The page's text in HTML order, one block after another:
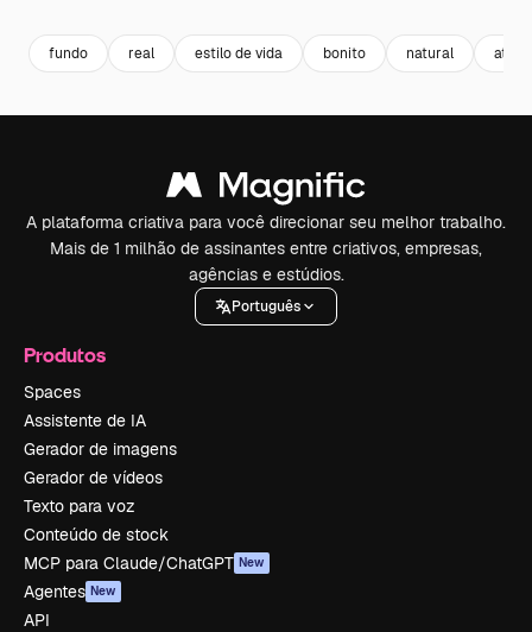
fundo real estilo de vida bonito natural
A plataforma criativa para você direcionar seu melhor trabalho.
Mais de 1 milhão de assinantes entre criativos, empresas,
agências e estúdios.
Português
Produtos
Spaces
Assistente de IA
Gerador de imagens
Gerador de vídeos
Texto para voz
Conteúdo de stock
MCP para Claude/ChatGPT New
Agentes New
API